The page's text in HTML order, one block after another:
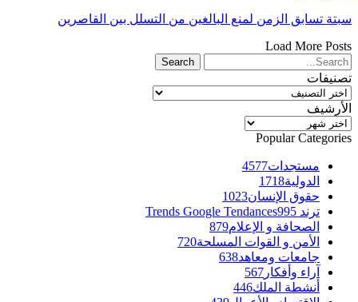
سبتة تسابق الزمن لمنع البالغين من التسلل بين القاصرين
Load More Posts
تصنيفات
تصنيفات
الأرشيف
الأرشيف
Popular Categories
مستجدات4577
الدولية1718
حقوق الإنسان1023
ترند Trends Google Tendances 995
الصحافة و الإعلام879
الأمن و القوات المسلحة720
جامعات ومعاهد638
آراء وأفكار 567
أنشطة الملك446